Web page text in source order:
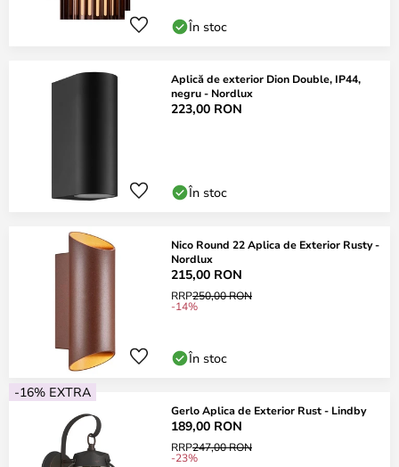
În stoc
Aplică de exterior Dion Double, IP44,
negru - Nordlux
223,00 RON
În stoc
Nico Round 22 Aplica de Exterior Rusty -
Nordlux
215,00 RON
RRP250,00 RON
-14%
În stoc
-16% EXTRA
Gerlo Aplica de Exterior Rust - Lindby
189,00 RON
RRP247,00 RON
-23%